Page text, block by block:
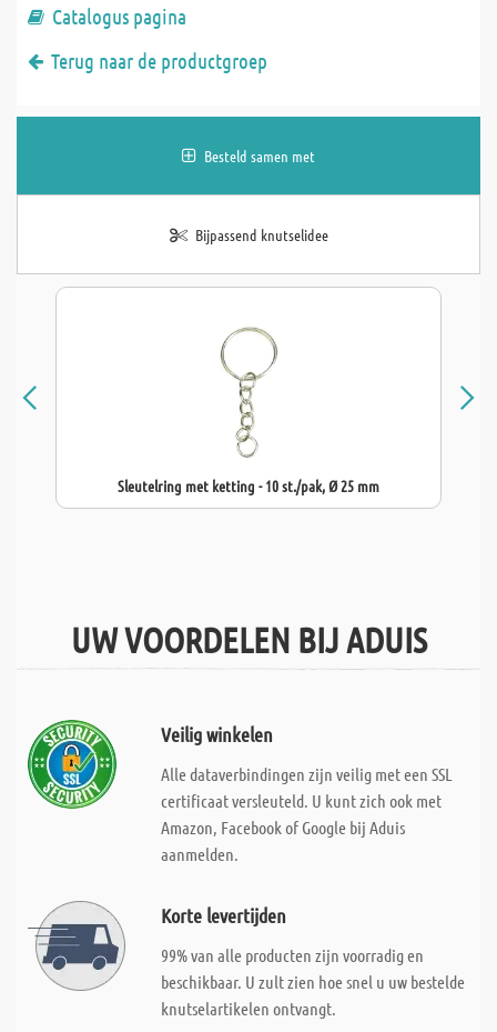
Catalogus pagina
Terug naar de productgroep
Besteld samen met
Bijpassend knutselidee
Sleutelring met ketting - 10 st./pak, Ø 25 mm
UW VOORDELEN BIJ ADUIS
Veilig winkelen
Alle dataverbindingen zijn veilig met een SSL
certificaat versleuteld. U kunt zich ook met
Amazon, Facebook of Google bij Aduis
aanmelden.
Korte levertijden
99% van alle producten zijn voorradig en
beschikbaar. U zult zien hoe snel u uw bestelde
knutselartikelen ontvangt.